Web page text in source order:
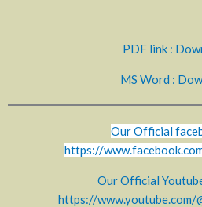
PDF link :
MS Word :
Our Official
https://
Our Official
https://www.youtube.com/